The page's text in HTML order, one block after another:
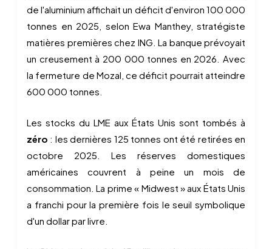
de l'aluminium affichait un déficit d'environ 100 000
tonnes en 2025, selon Ewa Manthey, stratégiste
matières premières chez ING. La banque prévoyait
un creusement à 200 000 tonnes en 2026. Avec
la fermeture de Mozal, ce déficit pourrait atteindre
600 000 tonnes.
Les stocks du LME aux États Unis sont tombés à
zéro : les dernières 125 tonnes ont été retirées en
octobre 2025. Les réserves domestiques
américaines couvrent à peine un mois de
consommation. La prime « Midwest » aux États Unis
a franchi pour la première fois le seuil symbolique
d'un dollar par livre.